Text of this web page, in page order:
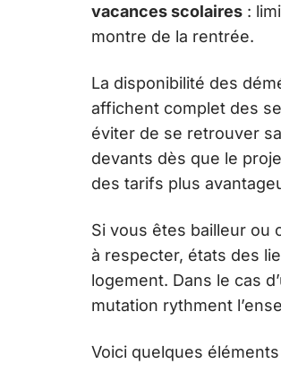
vacances scolaires :
montre de la rentrée.
La disponibilité des
affichent complet des
éviter de se retrouver
devants dès que le
des tarifs plus
Si vous êtes bailleur ou
à respecter, états des
logement. Dans le cas
mutation rythment
Voici quelques